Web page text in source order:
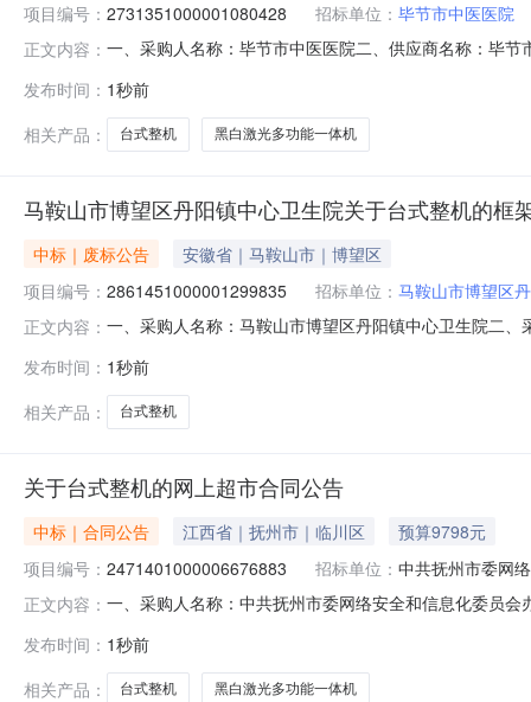
项目编号： 2731351000001080428 招标单位： 毕节市中医医院
正文内容： 一、采购人名称：毕节市中医医院二、供应商名称：毕
E700-HD0028,台2.00390078002兄弟DCP-7080D黑白
发布时间： 1秒前
相关产品：
台式整机 黑白激光多功能一体机
马鞍山市博望区丹阳镇中心卫生院关于台式整机的框
中标｜废标公告
安徽省｜马鞍山市｜博望区
项目编号： 2861451000001299835 招标单位： 马鞍山市博望区
正文内容： 一、采购人名称：马鞍山市博望区丹阳镇中心卫生院二
式1、采购人名称：马鞍山市博望区丹阳镇中心卫生院地
发布时间： 1秒前
相关产品：
台式整机
关于台式整机的网上超市合同公告
中标｜合同公告 江西省｜抚州市｜临川区
预算9798元
项目编号： 2471401000006676883 招标单位： 中共抚州市委网
正文内容： 一、采购人名称：中共抚州市委网络安全和信息化委员
项名称规格型号单位数量单价(元)总价(元)1清华同方超
发布时间： 1秒前
相关产品：
台式整机 黑白激光多功能一体机